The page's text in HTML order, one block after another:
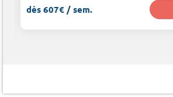
dès 607€ / sem.